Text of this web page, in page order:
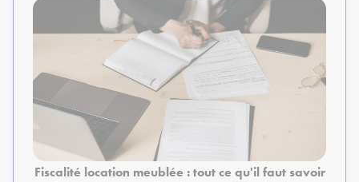
Fiscalité location meublée : tout ce qu'il faut savoir